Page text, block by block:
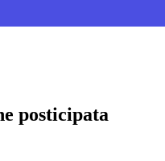
posticipata